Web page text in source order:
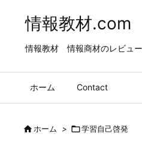
情報教材.com
情報教材 情報商材のレビュ
ホーム Contact
ホーム > 学習自己啓発